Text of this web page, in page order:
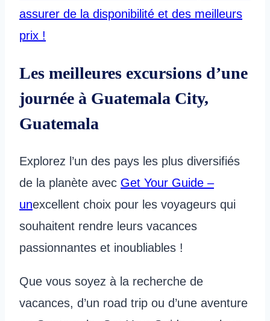
assurer de la disponibilité et des meilleurs
prix !
Les meilleures excursions d’une
journée à Guatemala City,
Guatemala
Explorez l’un des pays les plus diversifiés
de la planète avec Get Your Guide –
unexcellent choix pour les voyageurs qui
souhaitent rendre leurs vacances
passionnantes et inoubliables !
Que vous soyez à la recherche de
vacances, d’un road trip ou d’une aventure